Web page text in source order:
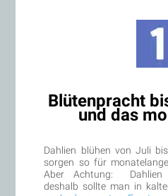
Blütenpracht
und das
Dahlien blühen von Juli
sorgen so für
Aber Achtung: Dahlien
deshalb sollte man in